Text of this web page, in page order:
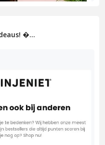
�...